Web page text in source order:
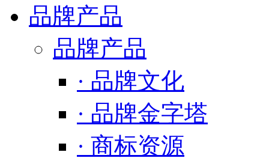
品牌产品
品牌产品
· 品牌文化
· 品牌金字塔
· 商标资源